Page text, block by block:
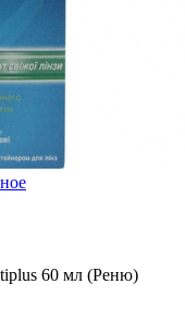
60 мл (Реню)